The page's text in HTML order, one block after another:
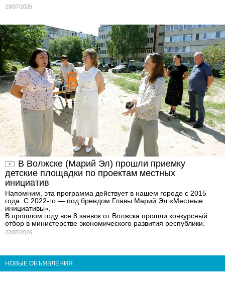
23/07/2026
В Волжске (Марий Эл) прошли приемку
детские площадки по проектам местных
инициатив
Напомним, эта программа действует в нашем городе с 2015
года. С 2022-го — под брендом Главы Марий Эл «Местные
инициативы».
В прошлом году все 8 заявок от Волжска прошли конкурсный
отбор в министерстве экономического развития республики.
22/07/2026
НОВЫЕ ОБЪЯВЛЕНИЯ